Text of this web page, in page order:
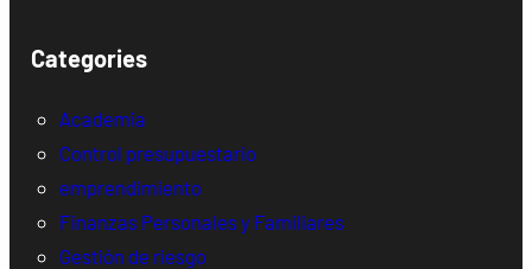
Categories
Academia
Control presupuestario
emprendimiento
Finanzas Personales y Familiares
Gestión de riesgo